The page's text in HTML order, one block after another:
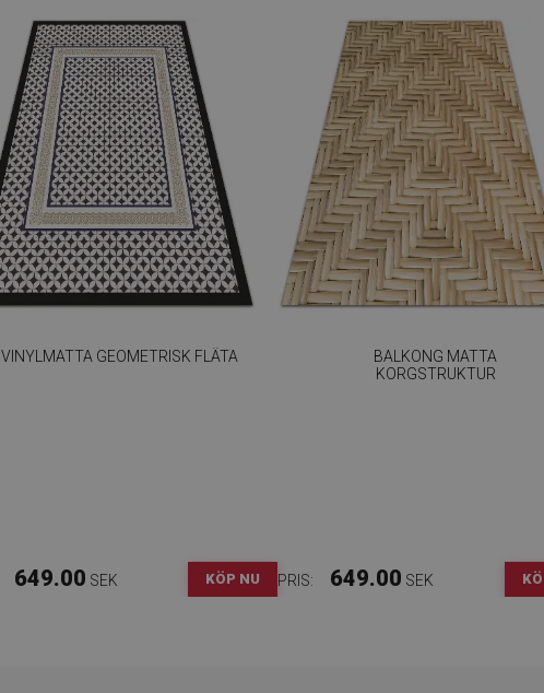
VINYLMATTA GEOMETRISK FLÄTA
649.00 SEK KÖP NU
BALKONG MATTA
KORGSTRUKTUR
PRIS: 649.00 SEK